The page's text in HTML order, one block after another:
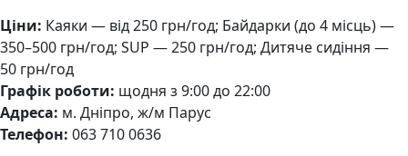
Ціни: Каяки — від 250 грн/год; Байдарки (до 4 місць) —
350–500 грн/год; SUP — 250 грн/год; Дитяче сидіння —
50 грн/год
Графік роботи: щодня з 9:00 до 22:00
Адреса: м. Дніпро, ж/м Парус
Телефон: 063 710 0636